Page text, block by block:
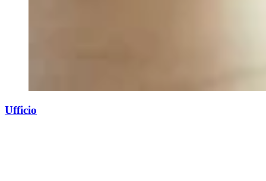
Ufficio